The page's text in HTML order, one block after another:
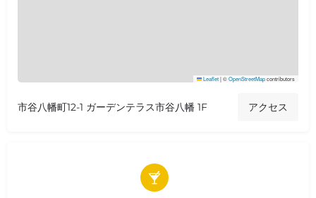
Leaflet|©OpenStreetMapcontributors
市谷八幡町12-1 ガーデンテラス市谷八幡 1F アクセス